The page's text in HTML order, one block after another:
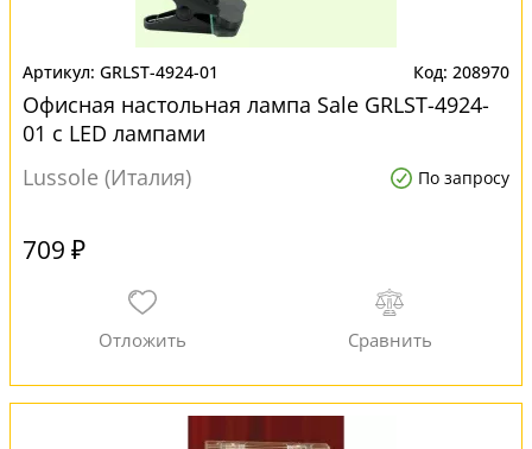
GRLST-4924-01 208970
Офисная настольная лампа Sale GRLST-4924-
01 с LED лампами
Lussole (Италия)
По запросу
709 ₽